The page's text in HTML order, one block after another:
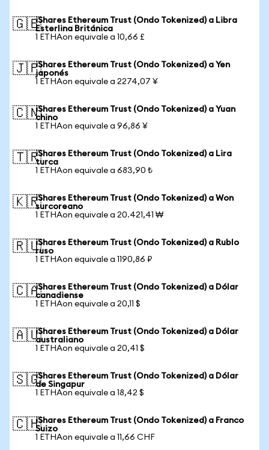
🇬🇧iShares Ethereum Trust (Ondo Tokenized) a Libra
Esterlina Británica
1 ETHAon equivale a 10,66 £
🇯🇵iShares Ethereum Trust (Ondo Tokenized) a Yen
japonés
1 ETHAon equivale a 2274,07 ¥
🇨🇳iShares Ethereum Trust (Ondo Tokenized) a Yuan
chino
1 ETHAon equivale a 96,86 ¥
🇹🇷iShares Ethereum Trust (Ondo Tokenized) a Lira
turca
1 ETHAon equivale a 683,90 ₺
🇰🇷iShares Ethereum Trust (Ondo Tokenized) a Won
surcoreano
1 ETHAon equivale a 20.421,41 ₩
🇷🇺iShares Ethereum Trust (Ondo Tokenized) a Rublo
ruso
1 ETHAon equivale a 1190,86 ₽
🇨🇦iShares Ethereum Trust (Ondo Tokenized) a Dólar
canadiense
1 ETHAon equivale a 20,11 $
🇦🇺iShares Ethereum Trust (Ondo Tokenized) a Dólar
australiano
1 ETHAon equivale a 20,41 $
🇸🇬iShares Ethereum Trust (Ondo Tokenized) a Dólar
de Singapur
1 ETHAon equivale a 18,42 $
🇨🇭iShares Ethereum Trust (Ondo Tokenized) a Franco
Suizo
1 ETHAon equivale a 11,66 CHF